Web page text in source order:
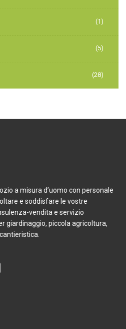
(1)
(5)
(28)
a misura d’uomo con personale
e soddisfare le vostre
vendita e servizio
giardinaggio, piccola agricoltura,